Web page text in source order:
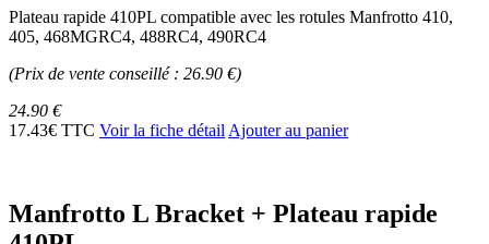
Plateau rapide 410PL compatible avec les rotules Manfrotto 410,
405, 468MGRC4, 488RC4, 490RC4
(Prix de vente conseillé : 26.90 €)
24.90 €
17.43€ TTC Voir la fiche détail Ajouter au panier
Manfrotto L Bracket + Plateau rapide